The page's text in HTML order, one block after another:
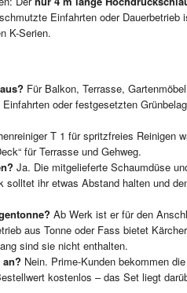
Einfahrten oder
K-Serien.
Für Balkon, Terrasse,
oder festgesetzten
T 1 für spritzfreies Reinigen
für Terrasse und Gehweg.
Ja. Die mitgelieferte Schaumdüse
solltet ihr etwas Abstand halten und
Ab Werk ist er für den
aus Tonne oder Fass bietet
sind sie nicht enthalten.
Nein. Prime-Kunden bekommen
kostenlos – das Set liegt